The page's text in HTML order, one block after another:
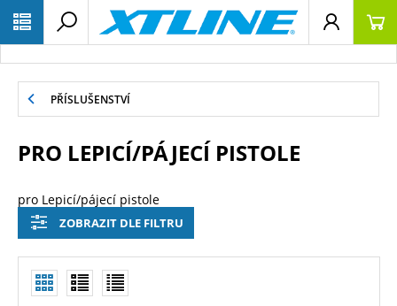
PŘÍSLUŠENSTVÍ
PRO LEPICÍ/PÁJECÍ PISTOLE
pro Lepicí/pájecí pistole
ZOBRAZIT DLE FILTRU